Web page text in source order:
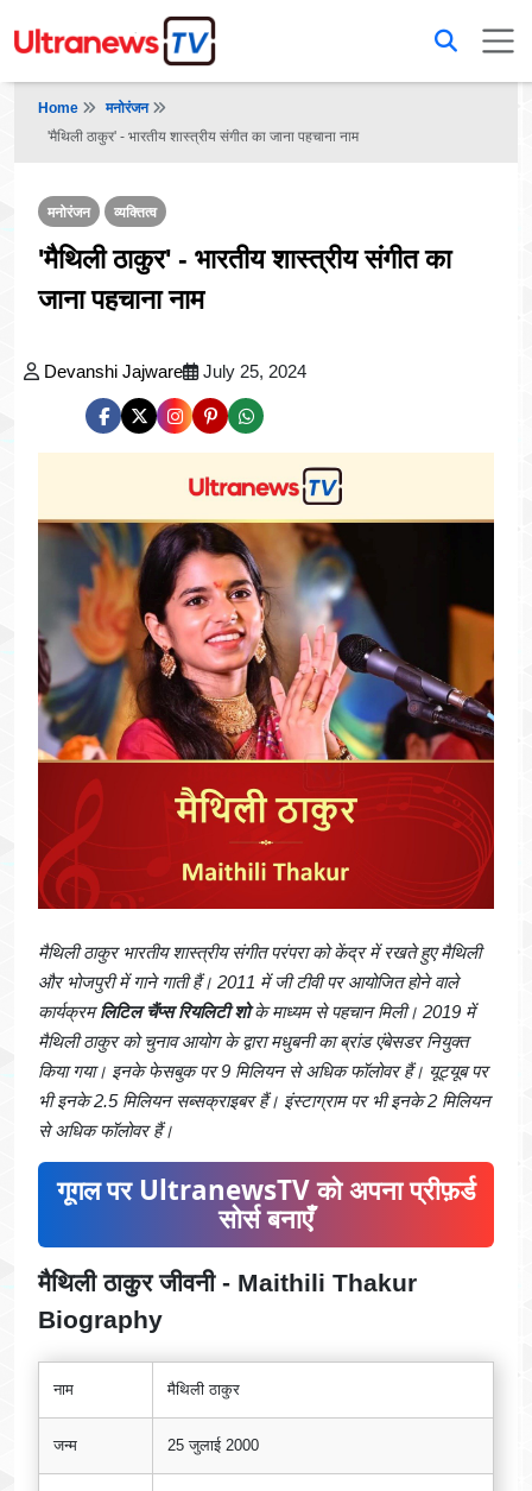
Home
मनोरंजन
'मैथिली ठाकुर' - भारतीय शास्त्रीय संगीत का जाना पहचाना नाम
मनोरंजन व्यक्तित्व
'मैथिली ठाकुर' - भारतीय शास्त्रीय संगीत का
जाना पहचाना नाम
Devanshi Jajware July 25, 2024
मैथिली ठाकुर भारतीय शास्त्रीय संगीत परंपरा को केंद्र में रखते हुए मैथिली
और भोजपुरी में गाने गाती हैं। 2011 में जी टीवी पर आयोजित होने वाले
कार्यक्रमलिटिल चैंप्स रियलिटी शोके माध्यम से पहचान मिली। 2019 में
मैथिली ठाकुर को चुनाव आयोग के द्वारा मधुबनी का ब्रांड एंबेसडर नियुक्त
किया गया। इनके फेसबुक पर 9 मिलियन से अधिक फॉलोवर हैं। यूट्यूब पर
भी इनके 2.5 मिलियन सब्सक्राइबर हैं। इंस्टाग्राम पर भी इनके 2 मिलियन
से अधिक फॉलोवर हैं।
गूगल पर UltranewsTV को अपना प्रीफ़र्ड
सोर्स बनाएँ
मैथिली ठाकुर जीवनी - Maithili Thakur
Biography
नाम मैथिली ठाकुर
जन्म 25 जुलाई 2000